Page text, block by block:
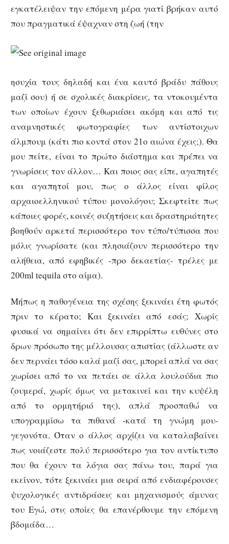
εγκατέλειψαν την επόμενη μέρα γιατί βρήκαν αυτό
που πραγματικά έψαχναν στη ζωή (την
ησυχία τους δηλαδή και ένα καυτό βράδυ πάθους
μαζί σου) ή σε σχολικές διακρίσεις, τα ντοκουμέντα
των οποίων έχουν ξεθωριάσει ακόμη και από τις
αναμνηστικές φωτογραφίες των αντίστοιχων
άλμπουμ (κάτι πιο κοντά στον 21ο αιώνα έχεις;). Θα
μου πείτε, είναι το πρώτο διάστημα και πρέπει να
γνωρίσεις τον άλλον… Και ποιος σας είπε, αγαπητές
και αγαπητοί μου, πως ο άλλος είναι φίλος
αρχαιοελληνικού τύπου μονολόγου; Σκεφτείτε πως
κάποιες φορές, κοινές συζητήσεις και δραστηριότητες
βοηθούν αρκετά περισσότερο τον τύπο/τύπισσα που
μόλις γνωρίσατε (και πλησιάζουν περισσότερο την
αλήθεια, από εφηβικές -προ δεκαετίας- τρέλες με
200ml tequila στο αίμα).
Μήπως η παθογένεια της σχέσης ξεκινάει έτη φωτός
πριν το κέρατο; Και ξεκινάει από εσάς; Χωρίς
φυσικά να σημαίνει ότι δεν επιρρίπτω ευθύνες στο
δρων πρόσωπο της μέλλουσας απιστίας (άλλωστε αν
δεν περνάει τόσο καλά μαζί σας, μπορεί απλά να σας
χωρίσει από το να πετάει σε άλλα λουλούδια πιο
ζουμερά, χωρίς όμως να μετακινεί και την κυψέλη
από το ορμητήριό της), απλά προσπαθώ να
υπογραμμίσω τα πιθανά -κατά τη γνώμη μου-
γεγονότα. Όταν ο άλλος αρχίζει να καταλαβαίνει
πως νοιάζεστε πολύ περισσότερο για τον αντίκτυπο
που θα έχουν τα λόγια σας πάνω του, παρά για
εκείνον, τότε ξεκινάει μια σειρά από ενδιαφέρουσες
ψυχολογικές αντιδράσεις και μηχανισμούς άμυνας
του Εγώ, στις οποίες θα επανέρθουμε την επόμενη
βδομάδα…